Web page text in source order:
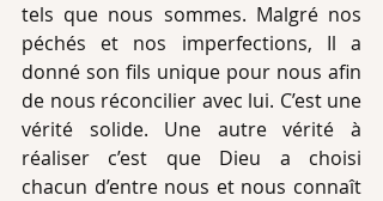
tels que nous sommes. Malgré nos
péchés et nos imperfections, Il a
donné son fils unique pour nous afin
de nous réconcilier avec lui. C’est une
vérité solide. Une autre vérité à
réaliser c’est que Dieu a choisi
chacun d’entre nous et nous connaît